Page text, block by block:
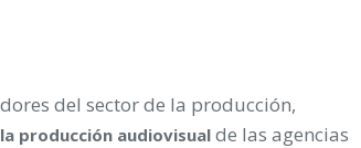
del sector de la producción,
producción audiovisual de las agencias